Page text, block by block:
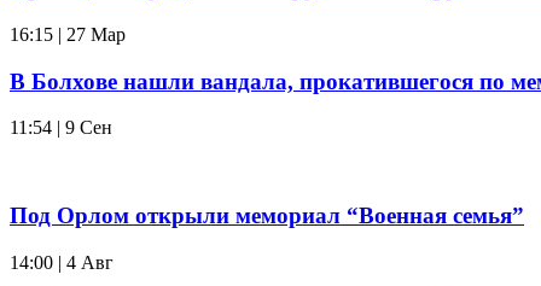
16:15 | 27 Мар
В Болхове нашли вандала, прокатившегося по
11:54 | 9 Сен
Под Орлом открыли мемориал “Военная семья”
14:00 | 4 Авг